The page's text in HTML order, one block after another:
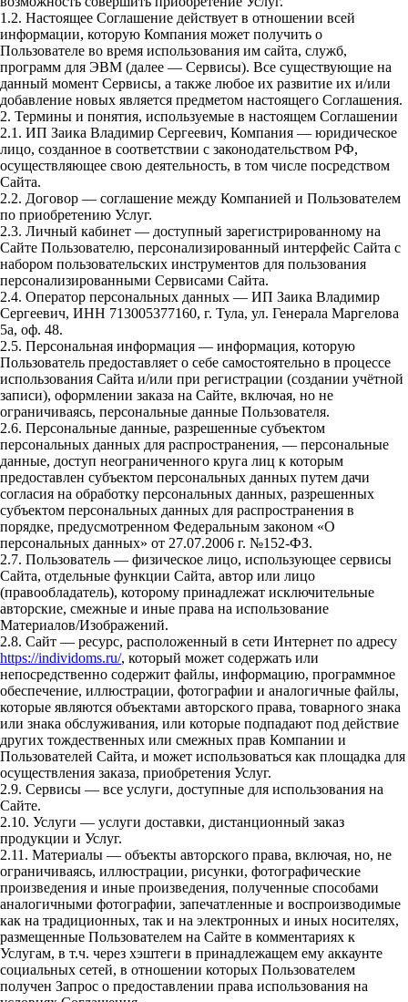
1.2. Настоящее Соглашение действует в отношении всей
информации, которую Компания может получить о
Пользователе во время использования им сайта, служб,
программ для ЭВМ (далее — Сервисы). Все существующие на
данный момент Сервисы, а также любое их развитие их и/или
добавление новых является предметом настоящего Соглашения.
2. Термины и понятия, используемые в настоящем Соглашении
2.1. ИП Заика Владимир Сергеевич, Компания — юридическое
лицо, созданное в соответствии с законодательством РФ,
осуществляющее свою деятельность, в том числе посредством
Сайта.
2.2. Договор — соглашение между Компанией и Пользователем
по приобретению Услуг.
2.3. Личный кабинет — доступный зарегистрированному на
Сайте Пользователю, персонализированный интерфейс Сайта с
набором пользовательских инструментов для пользования
персонализированными Сервисами Сайта.
2.4. Оператор персональных данных — ИП Заика Владимир
Сергеевич, ИНН 713005377160, г. Тула, ул. Генерала Маргелова
5а, оф. 48.
2.5. Персональная информация — информация, которую
Пользователь предоставляет о себе самостоятельно в процессе
использования Сайта и/или при регистрации (создании учётной
записи), оформлении заказа на Сайте, включая, но не
ограничиваясь, персональные данные Пользователя.
2.6. Персональные данные, разрешенные субъектом
персональных данных для распространения, — персональные
данные, доступ неограниченного круга лиц к которым
предоставлен субъектом персональных данных путем дачи
согласия на обработку персональных данных, разрешенных
субъектом персональных данных для распространения в
порядке, предусмотренном Федеральным законом «О
персональных данных» от 27.07.2006 г. №152-ФЗ.
2.7. Пользователь — физическое лицо, использующее сервисы
Сайта, отдельные функции Сайта, автор или лицо
(правообладатель), которому принадлежат исключительные
авторские, смежные и иные права на использование
Материалов/Изображений.
2.8. Сайт — ресурс, расположенный в сети Интернет по адресу
https://individoms.ru/, который может содержать или
непосредственно содержит файлы, информацию, программное
обеспечение, иллюстрации, фотографии и аналогичные файлы,
которые являются объектами авторского права, товарного знака
или знака обслуживания, или которые подпадают под действие
других тождественных или смежных прав Компании и
Пользователей Сайта, и может использоваться как площадка для
осуществления заказа, приобретения Услуг.
2.9. Сервисы — все услуги, доступные для использования на
Сайте.
2.10. Услуги — услуги доставки, дистанционный заказ
продукции и Услуг.
2.11. Материалы — объекты авторского права, включая, но, не
ограничиваясь, иллюстрации, рисунки, фотографические
произведения и иные произведения, полученные способами
аналогичными фотографии, запечатленные и воспроизводимые
как на традиционных, так и на электронных и иных носителях,
размещенные Пользователем на Сайте в комментариях к
Услугам, в т.ч. через хэштеги в принадлежащем ему аккаунте
социальных сетей, в отношении которых Пользователем
получен Запрос о предоставлении права использования на